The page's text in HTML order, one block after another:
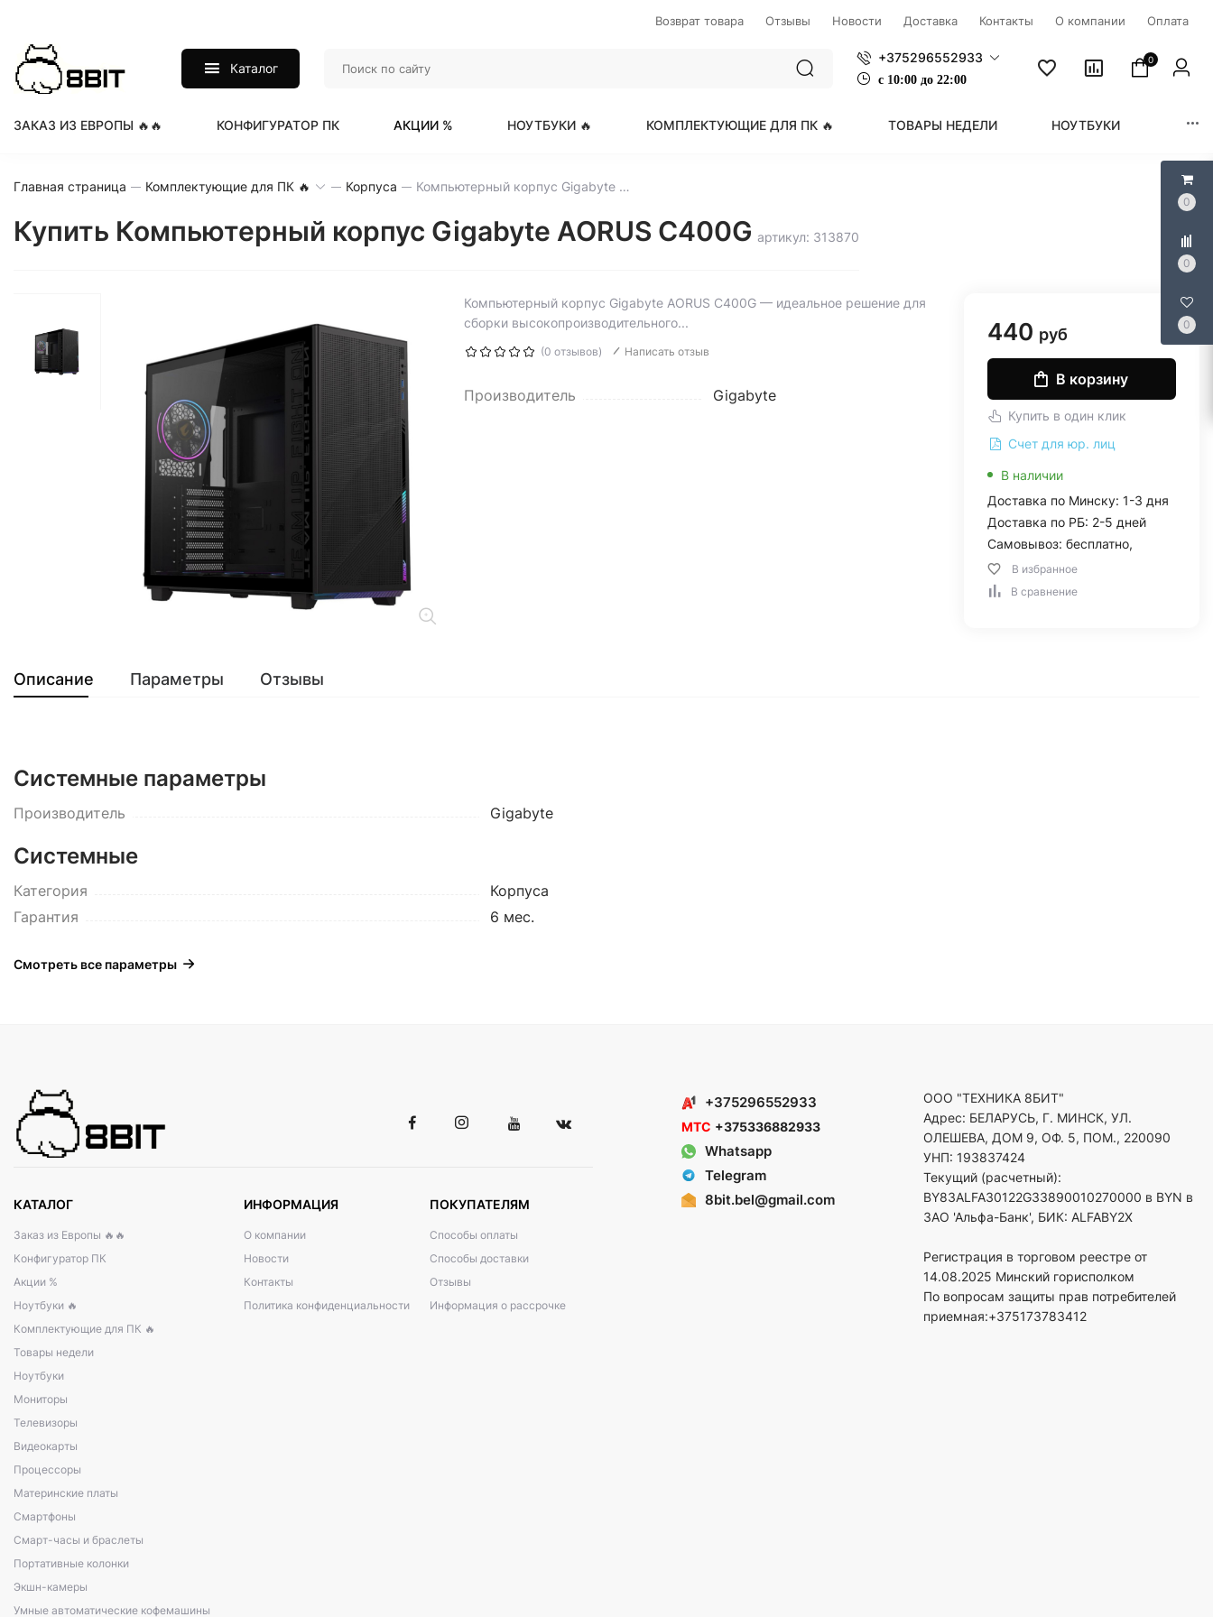
0
0
0
Возврат товара Отзывы Новости Доставка Контакты О компании Оплата
Каталог
+375296552933
с 1 0:00 до 22:00
0
ЗАКАЗ ИЗ ЕВРОПЫ 🔥🔥 КОНФИГУРАТОР ПК АКЦИИ % НОУТБУКИ 🔥 КОМПЛЕКТУЮЩИЕ ДЛЯ ПК 🔥 ТОВАРЫ НЕДЕЛИ НОУТБУКИ
Главная страница Комплектующие для ПК 🔥 Корпуса Компьютерный корпус Gigabyte AORUS C400G
Купить Компьютерный корпус Gigabyte AORUS C400G артикул: 313870
Компьютерный корпус Gigabyte AORUS C400G — идеальное решение для
сборки высокопроизводительного...
(0 отзывов) Написать отзыв
Производитель Gigabyte
440 руб
В корзину
Купить в один клик
Счет для юр. лиц
В наличии
Доставка по Минску: 1-3 дня
Доставка по РБ: 2-5 дней
Самовывоз: бесплатно,
В избранное
В сравнение
Описание Параметры Отзывы
Системные параметры
Производитель Gigabyte
Системные
Категория
Корпуса
Гарантия
6 мес.
Смотреть все параметры
КАТАЛОГ
Заказ из Европы 🔥🔥
Конфигуратор ПК
Акции %
Ноутбуки 🔥
Комплектующие для ПК 🔥
Товары недели
Ноутбуки
Мониторы
Телевизоры
Видеокарты
Процессоры
Материнские платы
Смартфоны
Смарт-часы и браслеты
Портативные колонки
Экшн-камеры
Умные автоматические кофемашины
ИНФОРМАЦИЯ
О компании
Новости
Контакты
Политика конфиденциальности
ПОКУПАТЕЛЯМ
Способы оплаты
Способы доставки
Отзывы
Информация о рассрочке
+375296552933
МТС +375336882933
Whatsapp
Telegram
8bit.bel@gmail.com
ООО "ТЕХНИКА 8БИТ"
Адрес: БЕЛАРУСЬ, Г. МИНСК, УЛ.
ОЛЕШЕВА, ДОМ 9, ОФ. 5, ПОМ., 220090
УНП: 193837424
Текущий (расчетный):
BY83ALFA30122G33890010270000 в BYN в
ЗАО 'Альфа-Банк', БИК: ALFABY2X
Регистрация в торговом реестре от
14.08.2025 Минский горисполком
По вопросам защиты прав потребителей
приемная:+375173783412